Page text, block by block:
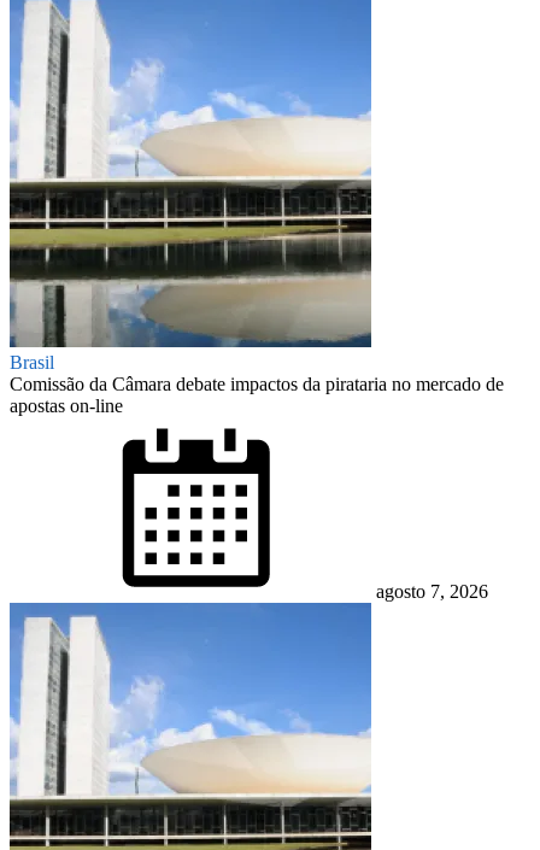
Brasil
Comissão da Câmara debate impactos da pirataria no mercado de
apostas on-line
agosto 7, 2026